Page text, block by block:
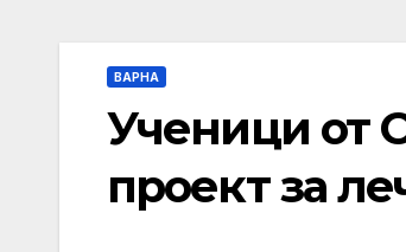
ВАРНА
Ученици от
проект за